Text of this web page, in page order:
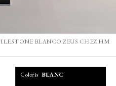
BLANCO ZEUS CHEZ HM
Coloris BLANC